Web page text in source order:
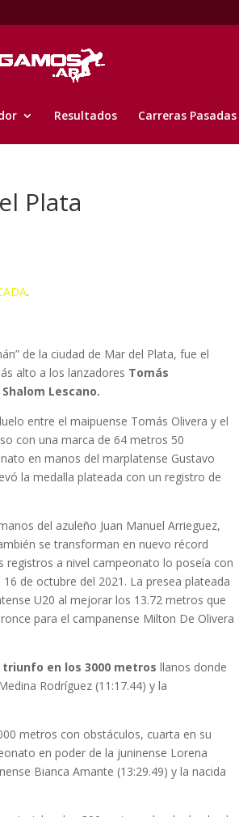
Resultados Carreras Pasadas
Plata
.
de la ciudad de Mar del Plata, fue el
alto a los lanzadores Tomás
Shalom Lescano.
entre el maipuense Tomás Olivera y el
con una marca de 64 metros 50
en manos del marplatense Gustavo
la medalla plateada con un registro de
del azuleño Juan Manuel Arrieguez,
se transforman en nuevo récord
registros a nivel campeonato lo poseía con
de octubre del 2021. La presea plateada
U20 al mejorar los 13.72 metros que
para el campanense Milton De Olivera
en los 3000 metros llanos donde
Rodríguez (11:17.44) y la
metros con obstáculos, cuarta en su
en poder de la juninense Lorena
Bianca Amante (13:29.49) y la nacida